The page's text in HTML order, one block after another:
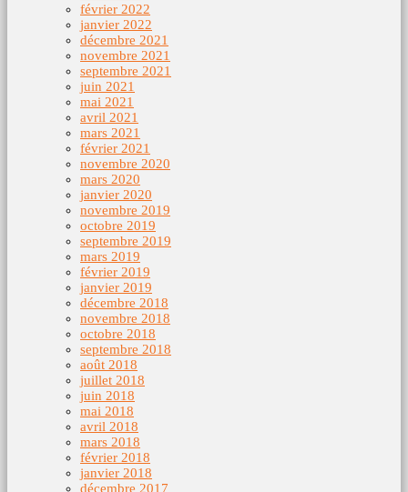
février 2022
janvier 2022
décembre 2021
novembre 2021
septembre 2021
juin 2021
mai 2021
avril 2021
mars 2021
février 2021
novembre 2020
mars 2020
janvier 2020
novembre 2019
octobre 2019
septembre 2019
mars 2019
février 2019
janvier 2019
décembre 2018
novembre 2018
octobre 2018
septembre 2018
août 2018
juillet 2018
juin 2018
mai 2018
avril 2018
mars 2018
février 2018
janvier 2018
décembre 2017